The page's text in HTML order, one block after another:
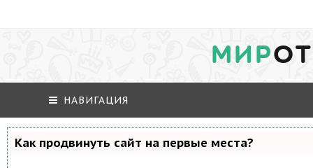
МИР
НАВИГАЦИЯ
Как продвинуть сайт на первые места?